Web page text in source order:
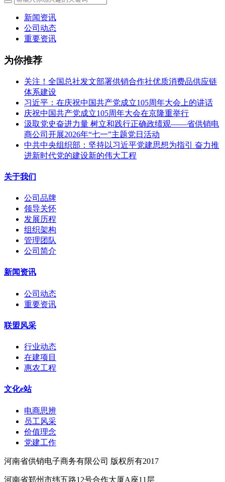
新闻资讯
公司动态
重要资讯
为你推荐
关注！全国总社发文部署供销合作社优质消费品供应链
体系建设
习近平：在庆祝中国共产党成立105周年大会上的讲话
庆祝中国共产党成立105周年大会在京隆重举行
汲取党史奋进力量 树立和践行正确政绩观——省供销电
商公司开展2026年“七一”主题党日活动
中共中央组织部：坚持以习近平党建思想为指引 奋力推
进新时代党的建设新的伟大工程
关于我们
公司品牌
领导关怀
发展历程
组织架构
管理团队
公司简介
新闻资讯
公司动态
重要资讯
联盟风采
行业动态
在建项目
惠农工程
文化e站
电商思辨
员工风采
价值理念
党建工作
河南省供销电子商务有限公司 版权所有2017
河南省郑州市纬五路12号合作大厦A座11层